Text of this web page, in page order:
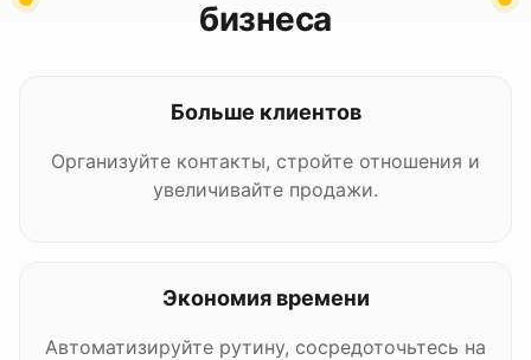
бизнеса
Больше клиентов
Организуйте контакты, стройте отношения и
увеличивайте продажи.
Экономия времени
Автоматизируйте рутину, сосредоточьтесь на